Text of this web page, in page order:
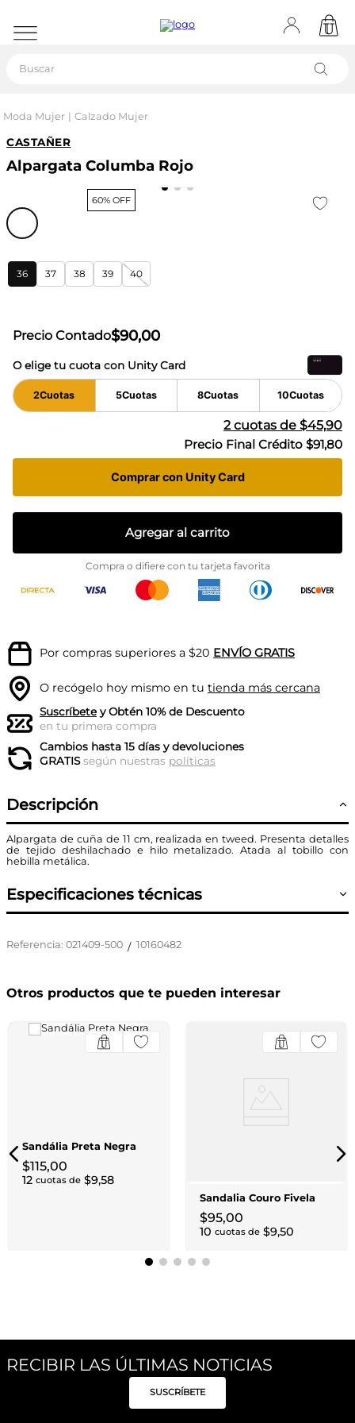
Moda Mujer Calzado Mujer
CASTAÑER
Alpargata Columba Rojo
60% OFF
36 37 38 39 40
Precio Contado$90,00
O elige tu cuota con Unity Card
2Cuotas 5Cuotas 8Cuotas 10Cuotas
2cuotas de $45,90
Precio Final Crédito $91,80
Comprar con Unity Card
Agregar al carrito
Compra o difiere con tu tarjeta favorita
Por compras superiores a $20 ENVÍO GRATIS
O recógelo hoy mismo en tu tienda más cercana
Suscríbetey Obtén 10% de Descuento
en tu primera compra
Cambios hasta 15 días y devoluciones
GRATISsegún nuestras políticas
Descripción
Alpargata de cuña de 11 cm, realizada en tweed. Presenta detalles
de tejido deshilachado e hilo metalizado. Atada al tobillo con
hebilla metálica.
Especificaciones técnicas
Referencia: 021409-500 / 10160482
Otros productos que te pueden interesar
Sandália Preta Negra
$115,00
12 cuotas de $9,58
Sandalia Couro Fivela
$95,00
10 cuotas de $9,50
RECIBIR LAS ÚLTIMAS NOTICIAS
SUSCRÍBETE